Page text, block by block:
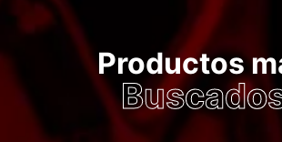
Productos